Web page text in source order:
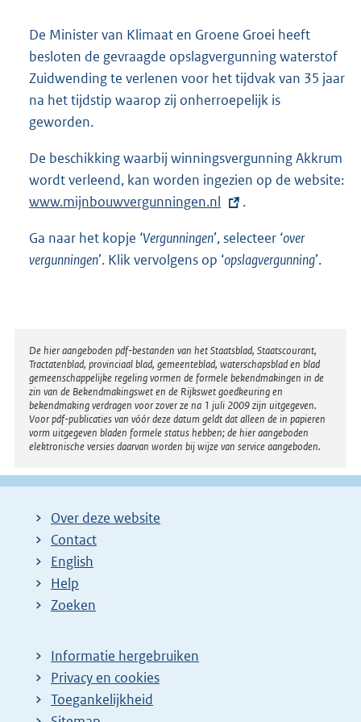
De Minister van Klimaat en Groene Groei heeft
besloten de gevraagde opslagvergunning waterstof
Zuidwending te verlenen voor het tijdvak van 35 jaar
na het tijdstip waarop zij onherroepelijk is
geworden.
De beschikking waarbij winningsvergunning Akkrum
wordt verleend, kan worden ingezien op de website:
E
t
e
l
i
n
k
:
www.mijnbouwvergunningen.nl .
Ga naar het kopje ‘Vergunningen’, selecteer ‘over
vergunningen’. Klik vervolgens op ‘opslagvergunning’.
Disclaimer
De hier aangeboden pdf-bestanden van het Staatsblad, Staatscourant,
Tractatenblad, provinciaal blad, gemeenteblad, waterschapsblad en blad
gemeenschappelijke regeling vormen de formele bekendmakingen in de
zin van de Bekendmakingswet en de Rijkswet goedkeuring en
bekendmaking verdragen voor zover ze na 1 juli 2009 zijn uitgegeven.
Voor pdf-publicaties van vóór deze datum geldt dat alleen de in papieren
vorm uitgegeven bladen formele status hebben; de hier aangeboden
elektronische versies daarvan worden bij wijze van service aangeboden.
Over deze website
Contact
English
Help
Zoeken
Informatie hergebruiken
Privacy en cookies
Toegankelijkheid